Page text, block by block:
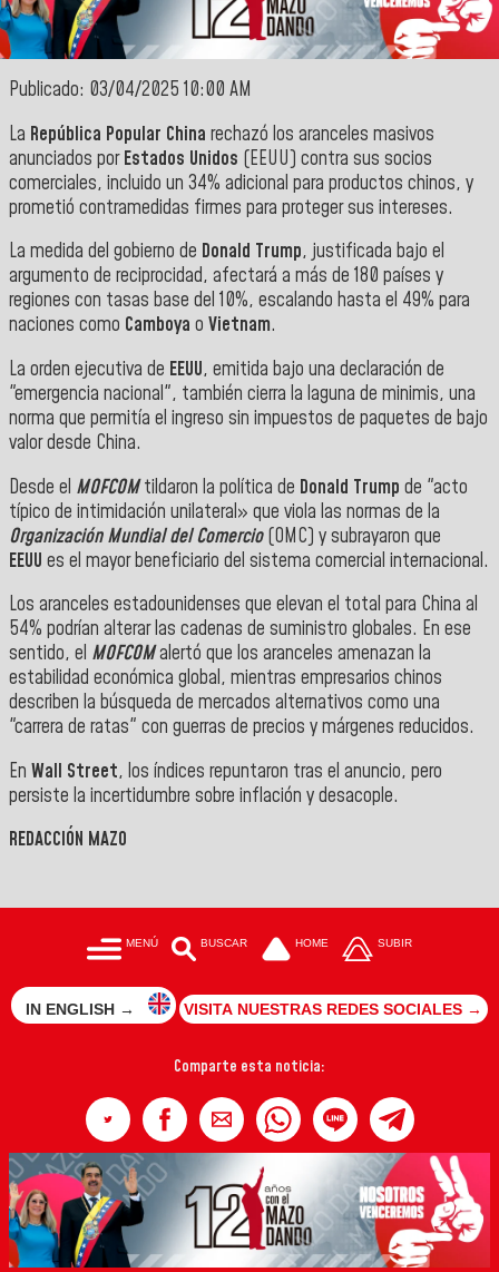
Publicado: 03/04/2025 10:00 AM
La República Popular China rechazó los aranceles masivos
anunciados porEstados Unidos (EEUU) contra sus socios
comerciales, incluido un 34% adicional para productos chinos, y
prometió contramedidas firmes para proteger sus intereses.
La medida del gobierno de Donald Trump, justificada bajo el
argumento de reciprocidad, afectará a más de 180 países y
regiones con tasas base del 10%, escalando hasta el 49% para
naciones como Camboya o Vietnam.
La orden ejecutiva de EEUU, emitida bajo una declaración de
"emergencia nacional", también cierra la laguna de minimis, una
norma que permitía el ingreso sin impuestos de paquetes de bajo
valor desde China.
Desde el MOFCOM tildaron la política de Donald Trump de "acto
típico de intimidación unilateral» que viola las normas de la
Organización Mundial del Comercio(OMC) y subrayaron que
EEUU es el mayor beneficiario del sistema comercial internacional.
Los aranceles estadounidenses que elevan el total para China al
54% podrían alterar las cadenas de suministro globales. En ese
sentido, el MOFCOMalertó que los aranceles amenazan la
estabilidad económica global, mientras empresarios chinos
describen la búsqueda de mercados alternativos como una
"carrera de ratas" con guerras de precios y márgenes reducidos.
En Wall Street, los índices repuntaron tras el anuncio, pero
persiste la incertidumbre sobre inflación y desacople.
REDACCIÓN MAZO
MENÚ BUSCAR HOME SUBIR
IN ENGLISH → VISITA NUESTRAS REDES SOCIALES →
Comparte esta noticia: